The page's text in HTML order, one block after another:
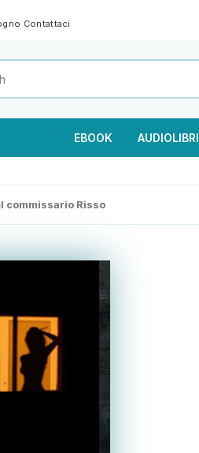
Contattaci
EBOOK AUDIOLIBRI
commissario Risso